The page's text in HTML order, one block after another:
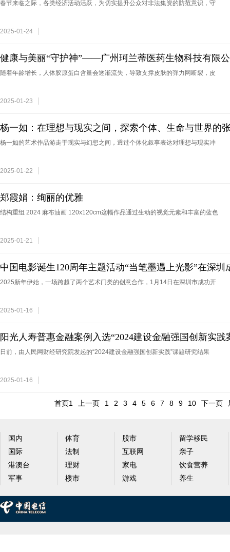
春节来临之际，各类经济活动活跃，为切实提升公众对非法集资的防范意识，守
2025-01-24
健康与美丽“守护神”——广州珂兰蒂医药生物科技有限
出
随着年龄增长，人体胶原蛋白含量会逐渐流失，导致支撑皮肤的弹力网断裂，皮
2025-01-23
杨一如：在理想与现实之间，探索个体、生命与世界的
杨一如的艺术作品游走于现实与幻想之间，透过个体化叙事表达对理想与现实冲
2025-01-22
郑霞娟：绚丽的优雅
结构重组 2024 麻布油画 120x120cm这幅作品通过生动的视觉元素和丰富的蓝色
2025-01-21
中国电影诞生120周年主题活动“当笔墨遇上光影”在深圳
2025新年伊始，一场跨越了两个艺术门类的创意合作，1月14日在深圳市成功开
2025-01-16
阳光人寿普惠金融案例入选“2024建设金融强国创新实践
日前，由人民网财经研究院发起的“2024建设金融强国创新实践”课题研究结果
2025-01-16
首页1 上一页 1 2 3 4 5 6 7 8 9 10 下一页
国内
国际
港澳台
军事
体育
法制
理财
楼市
股市
互联网
家电
游戏
留学移民
亲子
饮食营养
养生